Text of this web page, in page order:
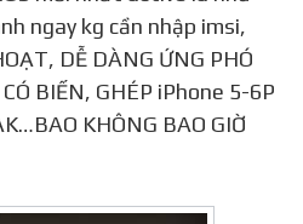
ngay kg cần nhập imsi,
DỄ DÀNG ỨNG PHÓ
BIẾN, GHÉP iPhone 5-6P
KHÔNG BAO GIỜ